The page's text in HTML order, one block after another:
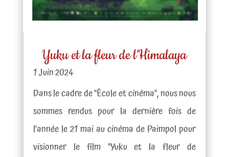
Yuku et la fleur de l’Himalaya
1 Juin 2024
Dans le cadre de "École et cinéma", nous nous
sommes rendus pour la dernière fois de
l'année le 21 mai au cinéma de Paimpol pour
visionner le film "Yuku et la fleur de